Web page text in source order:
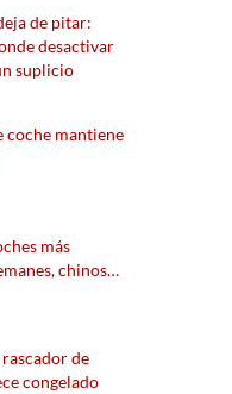
de pitar:
desactivar
suplicio
coche mantiene
más
chinos…
de
congelado